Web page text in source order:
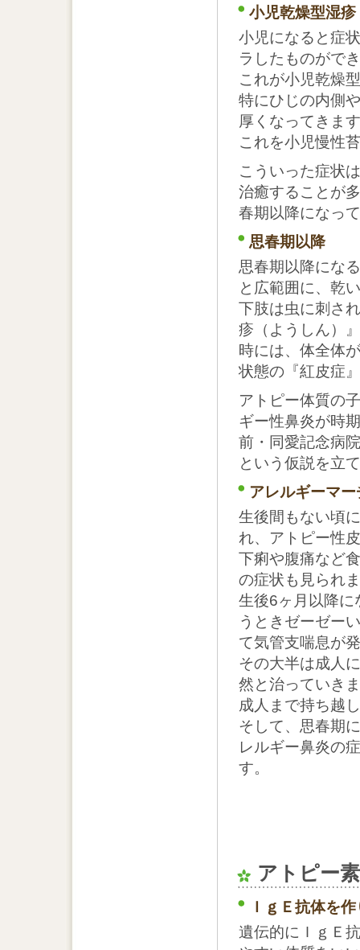
小児乾燥型湿
小児になると症
ラしたものがで
これが小児乾燥
特にひじの内側
厚くなってきま
これを小児慢性
こういった症状
治癒することが
春期以降になっ
思春期以降
思春期以降にな
と広範囲に、乾
下肢は虫に刺さ
疹（ようしん）
時には、体全体
状態の『紅皮症
アトピー体質の
ギー性鼻炎が時
前・同愛記念病
という仮説を立
アレルギーマ
生後間もない頃
れ、アトピー性
下痢や腹痛など
の症状も見られ
生後6ヶ月以降に
うときゼーゼー
て気管支喘息が
その大半は成人
然と治っていき
成人まで持ち越
そして、思春期
レルギー鼻炎の
す。
アトピー
ＩｇＥ抗体を
遺伝的にＩｇＥ